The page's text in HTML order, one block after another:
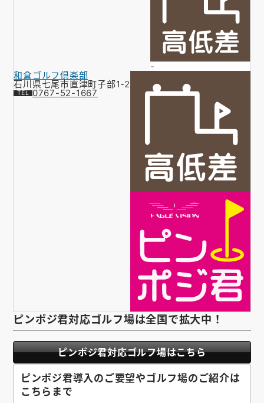
-
和倉ゴルフ倶楽部
石川県七尾市直津町子部1-2
0767-52-1667
ピンポジ君対応ゴルフ場は全国で拡大中！
ピンポジ君対応ゴルフ場はこちら
ピンポジ君導入のご要望やゴルフ場のご紹介は
こちらまで